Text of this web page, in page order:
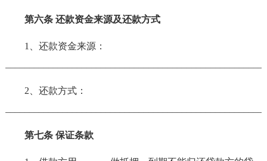
第六条 还款资金来源及还款方式
1、还款资金来源：
2、还款方式：
第七条 保证条款